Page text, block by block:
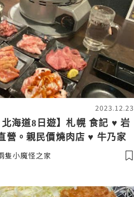
2023.12.23
北海道8日遊】札幌 食記 ♥ 岩
營。親民價燒肉店 ♥ 牛乃家
隻小魔怪之家